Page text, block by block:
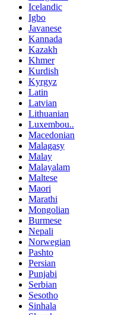
Icelandic
Igbo
Javanese
Kannada
Kazakh
Khmer
Kurdish
Kyrgyz
Latin
Latvian
Lithuanian
Luxembou..
Macedonian
Malagasy
Malay
Malayalam
Maltese
Maori
Marathi
Mongolian
Burmese
Nepali
Norwegian
Pashto
Persian
Punjabi
Serbian
Sesotho
Sinhala